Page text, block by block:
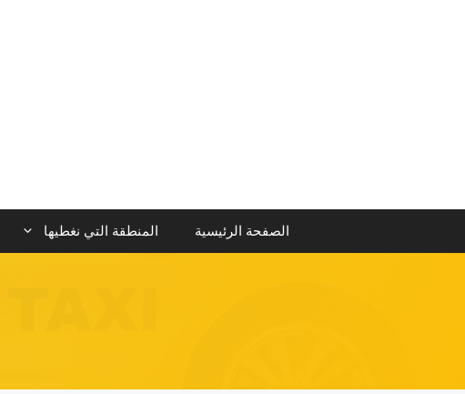
الصفحة الرئيسية المنطقة التي نغطيها